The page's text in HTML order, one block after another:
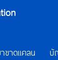
ขาดแคลน บั